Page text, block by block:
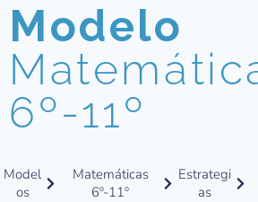
Modelo
6º-11º
Model
os
Matemáticas
6º-11º
Estrategi
as